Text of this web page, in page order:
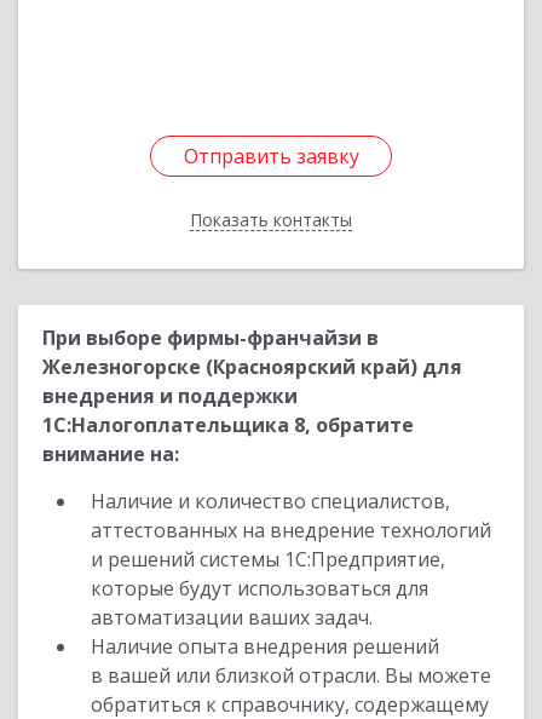
Отправить заявку
Показать контакты
Отправить заявку
Назад
При выборе фирмы-франчайзи в
Железногорске (Красноярский край) для
внедрения и поддержки
1С:Налогоплательщика 8, обратите
внимание на:
Наличие и количество специалистов,
аттестованных на внедрение технологий
и решений системы 1С:Предприятие,
которые будут использоваться для
автоматизации ваших задач.
Наличие опыта внедрения решений
в вашей или близкой отрасли. Вы можете
обратиться к справочнику, содержащему